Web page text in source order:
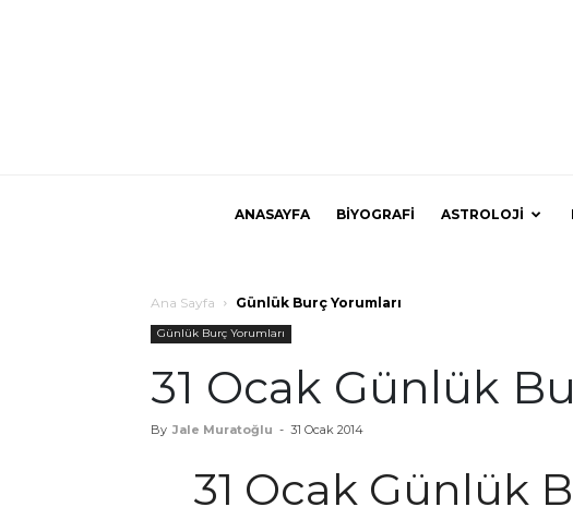
ANASAYFA BİYOGRAFİ ASTROLOJİ
Ana Sayfa Günlük Burç Yorumları
Günlük Burç Yorumları
31 Ocak Günlük
By Jale Muratoğlu - 31 Ocak 2014
31 Ocak Günlük